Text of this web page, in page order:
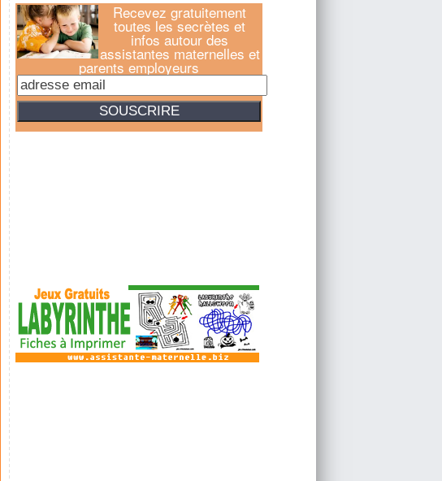
Recevez gratuitement
toutes les secrètes et
infos autour des
assistantes maternelles et
parents employeurs